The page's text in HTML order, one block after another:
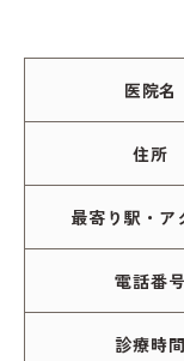
医院名
住所
最寄り駅・ア
電話番号
診療時間